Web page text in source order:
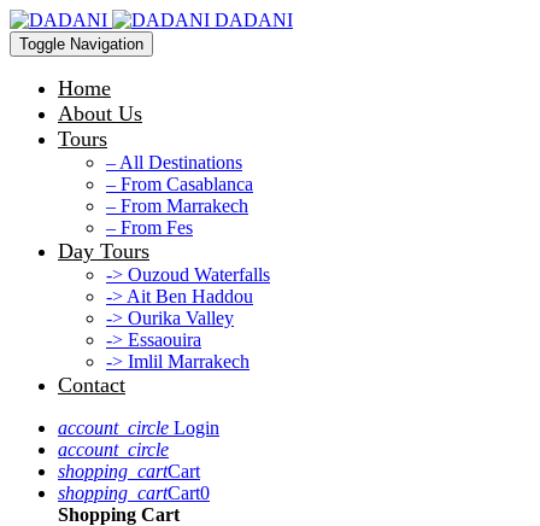
DADANI
Toggle Navigation
Home
About Us
Tours
– All Destinations
– From Casablanca
– From Marrakech
– From Fes
Day Tours
-> Ouzoud Waterfalls
-> Ait Ben Haddou
-> Ourika Valley
-> Essaouira
-> Imlil Marrakech
Contact
account_circle Login
account_circle
shopping_cartCart
shopping_cartCart0
Shopping Cart